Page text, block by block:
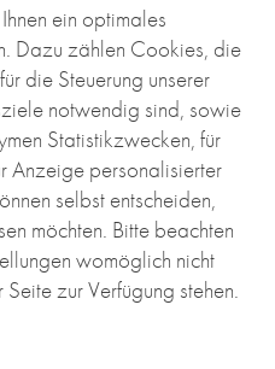
bis zum 18.
Zeit nach Berlin
mal rein. Ein Besuch
ein optimales
Dazu zählen Cookies, die
die Steuerung unserer
notwendig sind, sowie
Statistikzwecken, für
Anzeige personalisierter
selbst entscheiden,
möchten. Bitte beachten
womöglich nicht
zur Verfügung stehen.